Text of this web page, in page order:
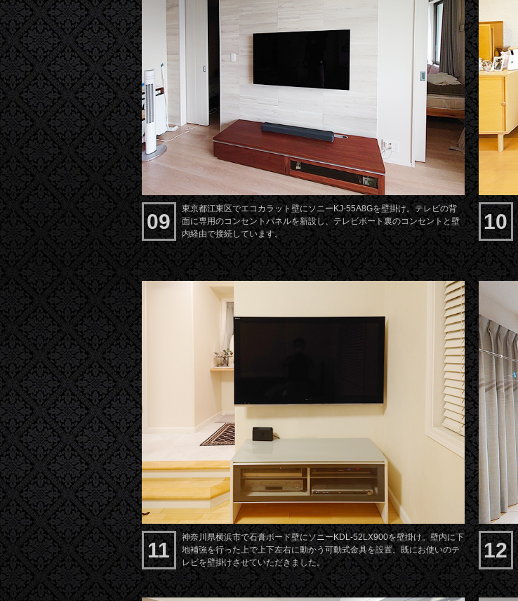
09
東京都江東区でエコカラット壁にソニーKJ-55A8Gを壁掛け。テレビの背
面に専用のコンセントパネルを新設し、テレビボート裏のコンセントと壁
内経由で接続しています。
10
11
神奈川県横浜市で石膏ボード壁にソニーKDL-52LX900を壁掛け。壁内に下
地補強を行った上で上下左右に動かう可動式金具を設置。既にお使いのテ
レビを壁掛けさせていただきました。
12